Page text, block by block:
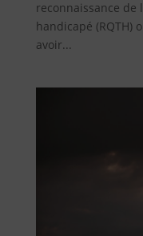
reconnaissance
handicapé (RQTH)
avoir...